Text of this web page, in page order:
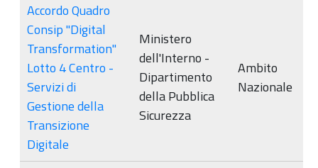
Accordo Quadro
Consip "Digital
Transformation"
Lotto 4 Centro -
Servizi di
Gestione della
Transizione
Digitale
Ministero
dell'Interno -
Dipartimento
della Pubblica
Sicurezza
Ambito
Nazionale